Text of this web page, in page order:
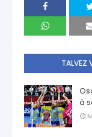
TALVEZ
à